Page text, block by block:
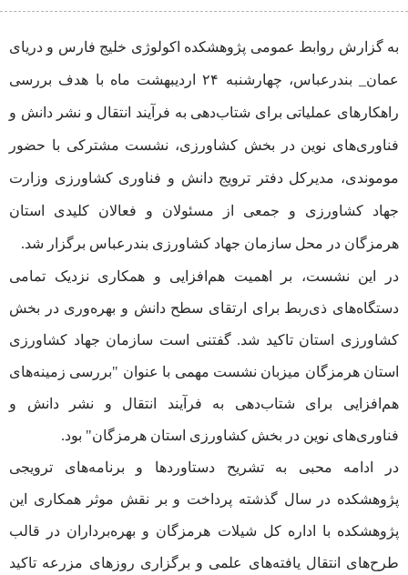
به گزارش روابط عمومی پژوهشکده اکولوژی خلیج فارس و دریای
عمان_ بندرعباس، چهارشنبه ۲۴ اردیبهشت ماه با هدف بررسی
راهکارهای عملیاتی برای شتاب‌دهی به فرآیند انتقال و نشر دانش و
فناوری‌های نوین در بخش کشاورزی، نشست مشترکی با حضور
موموندی، مدیرکل دفتر ترویج دانش و فناوری کشاورزی وزارت
جهاد کشاورزی و جمعی از مسئولان و فعالان کلیدی استان
هرمزگان در محل سازمان جهاد کشاورزی بندرعباس برگزار شد.
در این نشست، بر اهمیت هم‌افزایی و همکاری نزدیک تمامی
دستگاه‌های ذی‌ربط برای ارتقای سطح دانش و بهره‌وری در بخش
کشاورزی استان تاکید شد. گفتنی است سازمان جهاد کشاورزی
استان هرمزگان میزبان نشست مهمی با عنوان "بررسی زمینه‌های
هم‌افزایی برای شتاب‌دهی به فرآیند انتقال و نشر دانش و
فناوری‌های نوین در بخش کشاورزی استان هرمزگان" بود.
در ادامه محبی به تشریح دستاوردها و برنامه‌های ترویجی
پژوهشکده در سال گذشته پرداخت و بر نقش موثر همکاری این
پژوهشکده با اداره کل شیلات هرمزگان و بهره‌برداران در قالب
طرح‌های انتقال یافته‌های علمی و برگزاری روزهای مزرعه تاکید